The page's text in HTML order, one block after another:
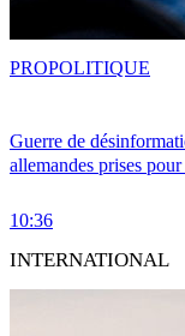
Guerre de
allemandes prises
10:36
PROPOLITIQUE
INTERNATIONAL